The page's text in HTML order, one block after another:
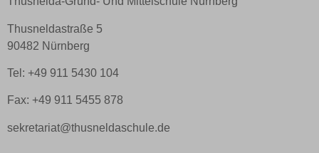
Thusneldastraße 5
90482 Nürnberg
Tel: +49 911 5430 104
Fax: +49 911 5455 878
sekretariat@thusneldaschule.de